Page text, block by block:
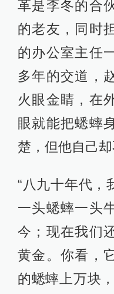
革是李冬的合
的老友，同时
的办公室主任
多年的交道，
火眼金睛，在
眼就能把蟋蟀
楚，但他自己却
“八九十年代，
一头蟋蟀一头
今；现在我们
黄金。你看，
的蟋蟀上万块